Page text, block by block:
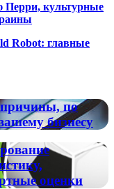
Перри, культурные
Robot: главные
по
бизнесу
оценки